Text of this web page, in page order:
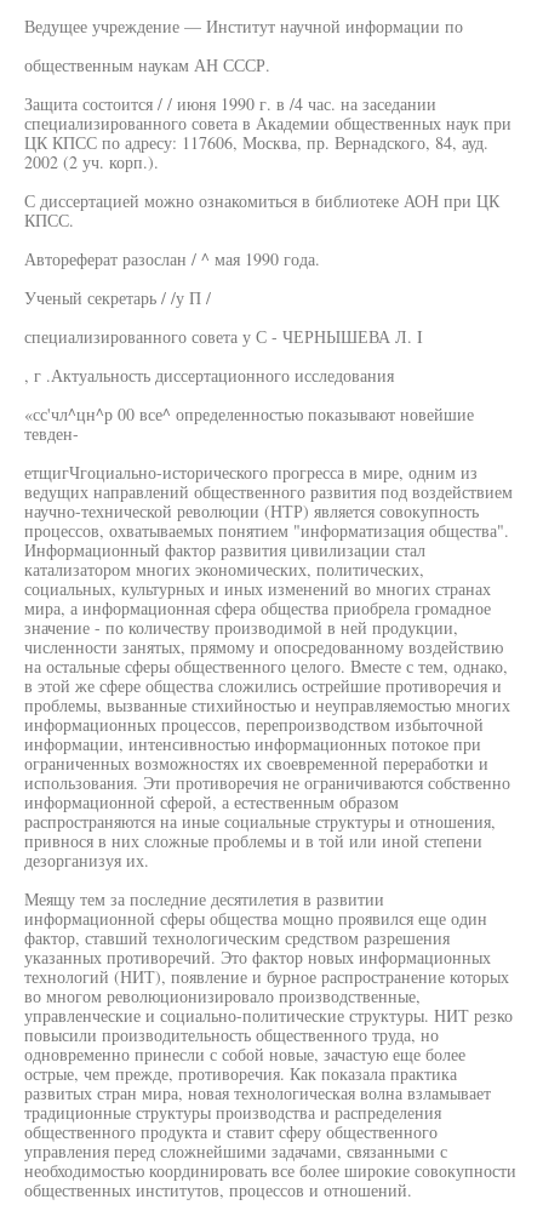
Ведущее учреждение — Институт научной информации по
общественным наукам АН СССР.
Защита состоится / / июня 1990 г. в /4 час. на заседании
специализированного совета в Академии общественных наук при
ЦК КПСС по адресу: 117606, Москва, пр. Вернадского, 84, ауд.
2002 (2 уч. корп.).
С диссертацией можно ознакомиться в библиотеке АОН при ЦК
КПСС.
Автореферат разослан / ^ мая 1990 года.
Ученый секретарь / /у П /
специализированного совета у С - ЧЕРНЫШЕВА Л. I
, г .Актуальность диссертационного исследования
«сс'чл^цн^р 00 все^ определенностью показывают новейшие
тевден-
етщигЧгоциально-исторического прогресса в мире, одним из
ведущих направлений общественного развития под воздействием
научно-технической революции (НТР) является совокупность
процессов, охватываемых понятием "информатизация общества".
Информационный фактор развития цивилизации стал
катализатором многих экономических, политических,
социальных, культурных и иных изменений во многих странах
мира, а информационная сфера общества приобрела громадное
значение - по количеству производимой в ней продукции,
численности занятых, прямому и опосредованному воздействию
на остальные сферы общественного целого. Вместе с тем, однако,
в этой же сфере общества сложились острейшие противоречия и
проблемы, вызванные стихийностью и неуправляемостью многих
информационных процессов, перепроизводством избыточной
информации, интенсивностью информационных потокое при
ограниченных возможностях их своевременной переработки и
использования. Эти противоречия не ограничиваются собственно
информационной сферой, а естественным образом
распространяются на иные социальные структуры и отношения,
привнося в них сложные проблемы и в той или иной степени
дезорганизуя их.
Меящу тем за последние десятилетия в развитии
информационной сферы общества мощно проявился еще один
фактор, ставший технологическим средством разрешения
указанных противоречий. Это фактор новых информационных
технологий (НИТ), появление и бурное распространение которых
во многом революционизировало производственные,
управленческие и социально-политические структуры. НИТ резко
повысили производительность общественного труда, но
одновременно принесли с собой новые, зачастую еще более
острые, чем прежде, противоречия. Как показала практика
развитых стран мира, новая технологическая волна взламывает
традиционные структуры производства и распределения
общественного продукта и ставит сферу общественного
управления перед сложнейшими задачами, связанными с
необходимостью координировать все более широкие совокупности
общественных институтов, процессов и отношений.